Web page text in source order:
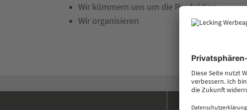
Wir kümmern uns um die Produktion
Wir organisieren